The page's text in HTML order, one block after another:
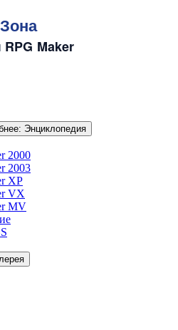
Энциклопедия
2000
2003
XP
VX
MV